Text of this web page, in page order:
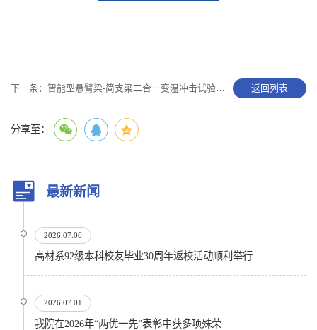
下一条： 智能型悬臂梁-简支梁二合一变温冲击试验机 ​ 返回列表
分享至：
最新新闻
2026.07.06
高材系92级本科校友毕业30周年返校活动顺利举行
2026.07.01
我院在2026年“两优一先”表彰中获多项殊荣